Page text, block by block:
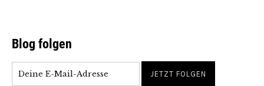
Blog folgen